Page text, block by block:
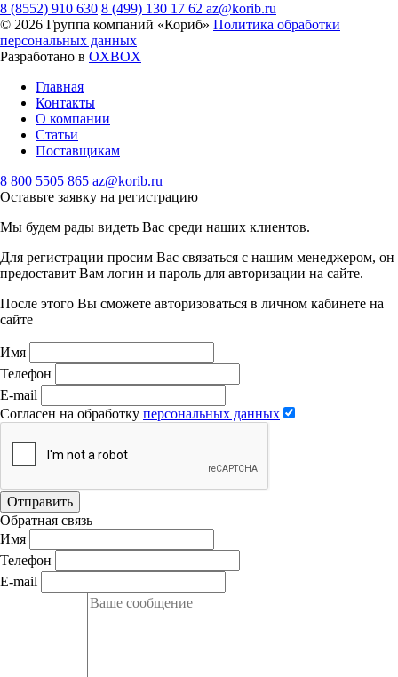
8 (8552) 910 630 8 (499) 130 17 62 az@korib.ru
© 2026 Группа компаний «Кориб» Политика обработки
персональных данных
Разработано в OXBOX
Главная
Контакты
О компании
Статьи
Поставщикам
8 800 5505 865 az@korib.ru
Оставьте заявку на регистрацию
Мы будем рады видеть Вас среди наших клиентов.
Для регистрации просим Вас связаться с нашим менеджером, он
предоставит Вам логин и пароль для авторизации на сайте.
После этого Вы сможете авторизоваться в личном кабинете на
сайте
Имя
Телефон
E-mail
Согласен на обработку персональных данных
Отправить
Обратная связь
Имя
Телефон
E-mail